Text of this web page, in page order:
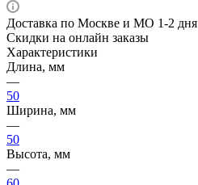
Доставка по Москве и МО 1-2 дня
Скидки на онлайн заказы
Характеристики
Длина, мм
—
50
Ширина, мм
—
50
Высота, мм
—